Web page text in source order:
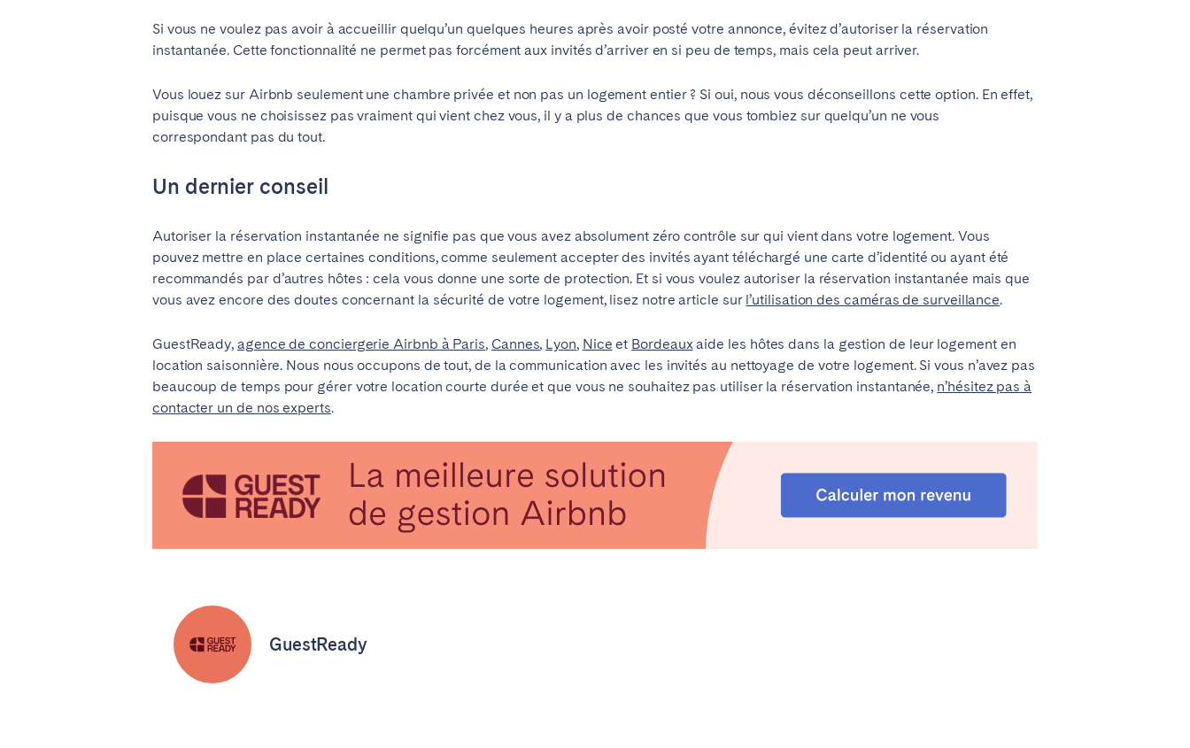
Si vous ne voulez pas avoir à accueillir quelqu’un quelques heures après avoir posté votre annonce, évitez d’autoriser la réservation
instantanée. Cette fonctionnalité ne permet pas forcément aux invités d’arriver en si peu de temps, mais cela peut arriver.
Vous louez sur Airbnb seulement une chambre privée et non pas un logement entier ? Si oui, nous vous déconseillons cette option. En effet,
puisque vous ne choisissez pas vraiment qui vient chez vous, il y a plus de chances que vous tombiez sur quelqu’un ne vous
correspondant pas du tout.
Un dernier conseil
Autoriser la réservation instantanée ne signifie pas que vous avez absolument zéro contrôle sur qui vient dans votre logement. Vous
pouvez mettre en place certaines conditions, comme seulement accepter des invités ayant téléchargé une carte d’identité ou ayant été
recommandés par d’autres hôtes : cela vous donne une sorte de protection. Et si vous voulez autoriser la réservation instantanée mais que
vous avez encore des doutes concernant la sécurité de votre logement, lisez notre article sur l’utilisation des caméras de surveillance.
GuestReady,agence de conciergerie Airbnb à Paris, Cannes, Lyon, Nice et Bordeauxaide les hôtes dans la gestion de leur logement en
location saisonnière. Nous nous occupons de tout, de la communication avec les invités au nettoyage de votre logement. Si vous n’avez pas
beaucoup de temps pour gérer votre location courte durée et que vous ne souhaitez pas utiliser la réservation instantanée, n’hésitez pas à
contacter un de nos experts.
GuestReady